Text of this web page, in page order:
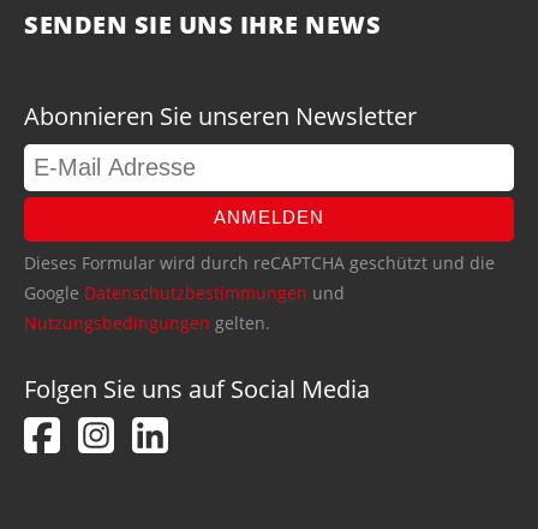
SENDEN SIE UNS IHRE NEWS
Abonnieren Sie unseren Newsletter
ANMELDEN
Dieses Formular wird durch reCAPTCHA geschützt und die
Google Datenschutzbestimmungen und
Nutzungsbedingungen gelten.
Folgen Sie uns auf Social Media